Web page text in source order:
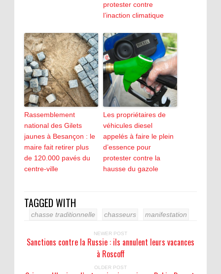
protester contre
l’inaction climatique
Rassemblement
national des Gilets
jaunes à Besançon : le
maire fait retirer plus
de 120.000 pavés du
centre-ville
Les propriétaires de
véhicules diesel
appelés à faire le plein
d’essence pour
protester contre la
hausse du gazole
TAGGED WITH
chasse traditionnelle chasseurs manifestation
NEWER POST
Sanctions contre la Russie : ils annulent leurs vacances
à Roscoff
OLDER POST